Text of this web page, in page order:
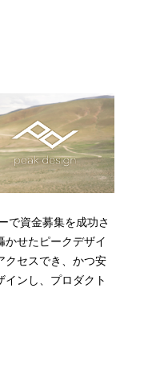
で資金募集を成功さ
かせたピークデザイ
クセスでき、かつ安
ンし、プロダクト